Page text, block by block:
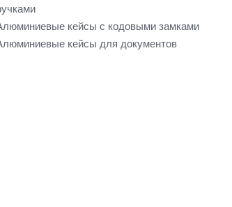
кейсы с кодовыми замками
кейсы для документов